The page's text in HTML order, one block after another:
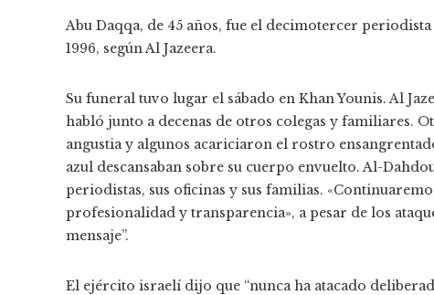
Abu Daqqa, de 45 años, fue el decimotercer
1996, según Al Jazeera.
Su funeral tuvo lugar el sábado en Khan Younis. Al
habló junto a decenas de otros colegas y familiares.
angustia y algunos acariciaron el rostro
azul descansaban sobre su cuerpo envuelto. Al-
periodistas, sus oficinas y sus familias.
profesionalidad y transparencia», a pesar de los
mensaje”.
El ejército israelí dijo que “nunca ha atacado